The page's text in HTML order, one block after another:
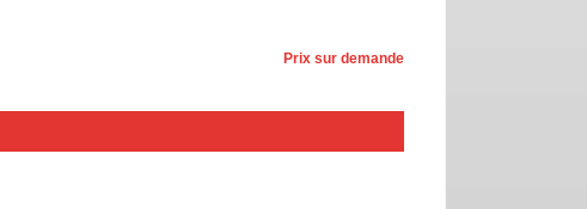
Prix sur demande